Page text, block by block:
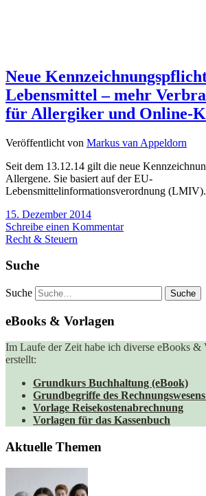
Neue
Lebensmittel – mehr
für Allergiker und Online-
Veröffentlicht von Markus van Appeldorn
Seit dem 13.12.14 gilt die neue
Allergene. Sie basiert auf der EU-
Lebensmittelinformationsverordnung (LMIV).
15. Dezember 2014
Schreibe einen Kommentar
Recht & Steuern
Suche
Suche
eBooks & Vorlagen
Im Laufe der Zeit habe ich diverse eBooks &
erstellt:
Grundkurs Buchhaltung (eBook)
Grundbegriffe des
Vorlage Reisekostenabrechnung
Vorlagen für das Kassenbuch
Aktuelle Themen